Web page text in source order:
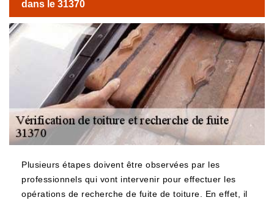
dans le 31370
Plusieurs étapes doivent être observées par les
professionnels qui vont intervenir pour effectuer les
opérations de recherche de fuite de toiture. En effet, il